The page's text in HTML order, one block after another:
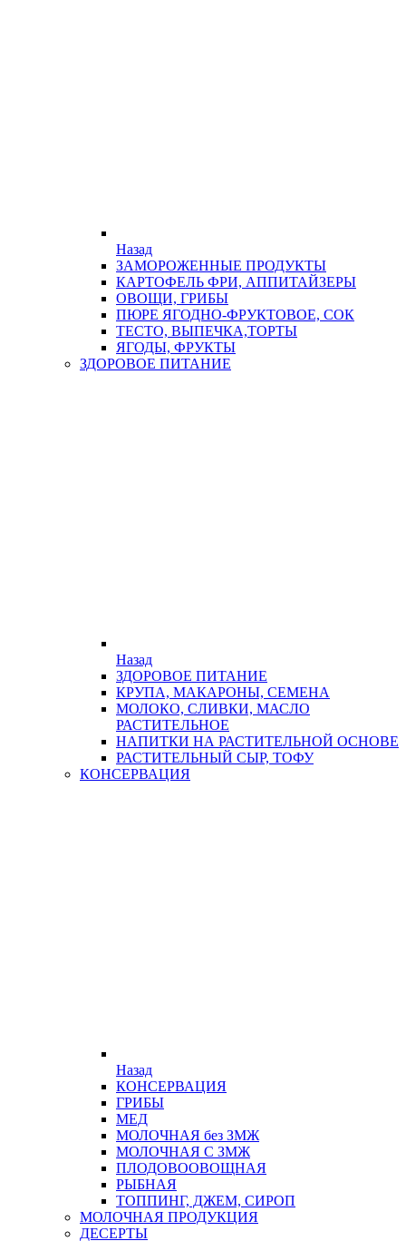
Назад
ЗАМОРОЖЕННЫЕ ПРОДУКТЫ
КАРТОФЕЛЬ ФРИ, АППИТАЙЗЕРЫ
ОВОЩИ, ГРИБЫ
ПЮРЕ ЯГОДНО-ФРУКТОВОЕ, СОК
ТЕСТО, ВЫПЕЧКА,ТОРТЫ
ЯГОДЫ, ФРУКТЫ
ЗДОРОВОЕ ПИТАНИЕ
Назад
ЗДОРОВОЕ ПИТАНИЕ
КРУПА, МАКАРОНЫ, СЕМЕНА
МОЛОКО, СЛИВКИ, МАСЛО
РАСТИТЕЛЬНОЕ
НАПИТКИ НА РАСТИТЕЛЬНОЙ ОСНОВЕ
РАСТИТЕЛЬНЫЙ СЫР, ТОФУ
КОНСЕРВАЦИЯ
Назад
КОНСЕРВАЦИЯ
ГРИБЫ
МЕД
МОЛОЧНАЯ без ЗМЖ
МОЛОЧНАЯ С ЗМЖ
ПЛОДОВООВОЩНАЯ
РЫБНАЯ
ТОППИНГ, ДЖЕМ, СИРОП
МОЛОЧНАЯ ПРОДУКЦИЯ
ДЕСЕРТЫ